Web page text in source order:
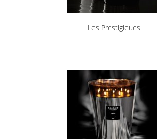
Les Prestigieues